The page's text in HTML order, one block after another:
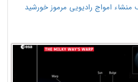
امواج رادیویی مرموز خورشید